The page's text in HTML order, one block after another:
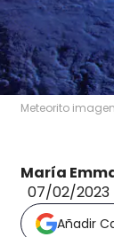
Meteorito
María
07/02/2023
Añadir